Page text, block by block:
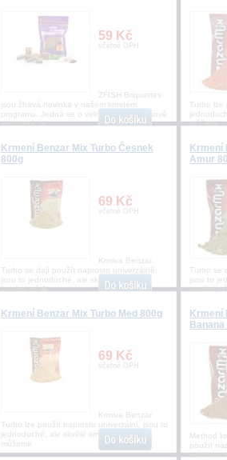
59 Kč
včetně DPH
ZFISH Briquettes
jsou žhavá novinka v našem krmném
programu. Jedná se o velmi kvalitní a tlakově
slisovaný, dr
Turbo lze
můžeme
Krmení Benzar Mix Turbo Česnek
800g
69 Kč
včetně DPH
Krmiva Benzar
Turbo se dají použít naprosto univerzálně,
jsou to jednoduché, ale skvělé směsi, se
kterými mů�
Krmení
Amur
Turbo se
jsou to
kterými
Krmení Benzar Mix Turbo Med 800g
69 Kč
včetně DPH
Krmiva Benzar
Turbo lze použít naprosto univerzální, jsou to
jednoduché, ale skvělé směsi, se kterými
můžeme
Krmení
Method
použít